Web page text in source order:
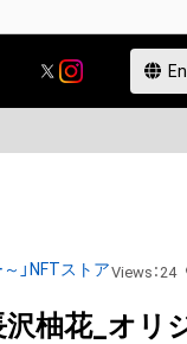
」NFTストアViews ： 24
柚花_オリ